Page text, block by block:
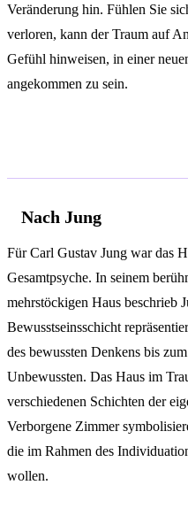
Veränderung hin. Fühlen Sie
verloren, kann der Traum auf
Gefühl hinweisen, in einer
angekommen zu sein.
Nach Jung
Für Carl Gustav Jung war das
Gesamtpsyche. In seinem
mehrstöckigen Haus beschrieb
Bewusstseinsschicht
des bewussten Denkens bis
Unbewussten. Das Haus im
verschiedenen Schichten der
Verborgene Zimmer
die im Rahmen des
wollen.